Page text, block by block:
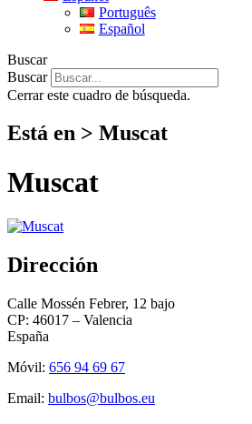
Português
Español
Buscar
Buscar
Cerrar este cuadro de búsqueda.
Está en > Muscat
Muscat
Dirección
Calle Mossén Febrer, 12 bajo
CP: 46017 – Valencia
España
Móvil: 656 94 69 67
Email: bulbos@bulbos.eu